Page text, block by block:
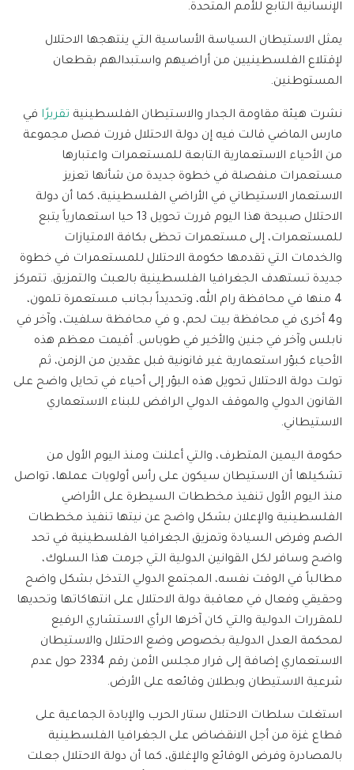
الإنسانية التابع للأمم المتحدة.
يمثل الاستيطان السياسة الأساسية التي ينتهجها الاحتلال
لإقتلاع الفلسطينيين من أراضيهم واستبدالهم بقطعان
المستوطنين.
نشرت هيئة مقاومة الجدار والاستيطان الفلسطينية تقريرًا في
مارس الماضي قالت فيه إن دولة الاحتلال قررت فصل مجموعة
من الأحياء الاستعمارية التابعة للمستعمرات واعتبارها
مستعمرات منفصلة في خطوة جديدة من شأنها تعزيز
الاستعمار الاستيطاني في الأراضي الفلسطينية، كما أن دولة
الاحتلال صبيحة هذا اليوم قررت تحويل 13 حيا استعمارياً يتبع
للمستعمرات، إلى مستعمرات تحظى بكافة الامتيازات
والخدمات التي تقدمها حكومة الاحتلال للمستعمرات في خطوة
جديدة تستهدف الجغرافيا الفلسطينية بالعبث والتمزيق. تتمركز
4 منها في محافظة رام الله، وتحديداً بجانب مستعمرة تلمون،
و4 أخرى في محافظة بيت لحم، و في محافظة سلفيت، وآخر في
نابلس وآخر في جنين والأخير في طوباس. أقيمت معظم هذه
الأحياء كبؤر استعمارية غير قانونية قبل عقدين من الزمن، ثم
تولت دولة الاحتلال تحويل هذه البؤر إلى أحياء في تحايل واضح على
القانون الدولي والموقف الدولي الرافض للبناء الاستعماري
الاستيطاني.
حكومة اليمين المتطرف، والتي أعلنت ومنذ اليوم الأول من
تشكيلها أن الاستيطان سيكون على رأس أولويات عملها، تواصل
منذ اليوم الأول تنفيذ مخططات السيطرة على الأراضي
الفلسطينية والإعلان بشكل واضح عن نيتها تنفيذ مخططات
الضم وفرض السيادة وتمزيق الجغرافيا الفلسطينية في تحد
واضح وسافر لكل القوانين الدولية التي جرمت هذا السلوك،
مطالباً في الوقت نفسه، المجتمع الدولي التدخل بشكل واضح
وحقيقي وفعال في معاقبة دولة الاحتلال على انتهاكاتها وتحديها
للمقررات الدولية والتي كان آخرها الرأي الاستشاري الرفيع
لمحكمة العدل الدولية بخصوص وضع الاحتلال والاستيطان
الاستعماري إضافة إلى قرار مجلس الأمن رقم 2334 حول عدم
شرعية الاستيطان وبطلان وقائعه على الأرض.
استغلت سلطات الاحتلال ستار الحرب والإبادة الجماعية على
قطاع غزة من أجل الانقضاض على الجغرافيا الفلسطينية
بالمصادرة وفرض الوقائع والإغلاق، كما أن دولة الاحتلال جعلت